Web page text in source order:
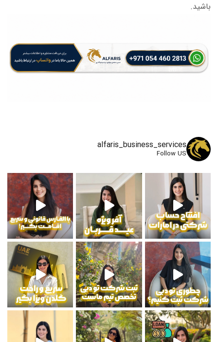
باشید.
alfaris_business_services
Follow US
اطلاعات بیشتر